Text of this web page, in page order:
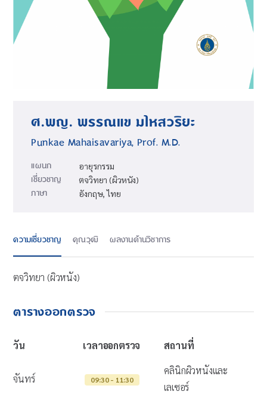
ศ.พญ. พรรณแข มไหสวริยะ
Punkae Mahaisavariya, Prof. M.D.
แผนก อายุรกรรม
เชี่ยวชาญ ตจวิทยา (ผิวหนัง)
ภาษา อังกฤษ, ไทย
ความเชี่ยวชาญ คุณวุฒิ ผลงานด้านวิชาการ
ตจวิทยา (ผิวหนัง)
ตารางออกตรวจ
วัน เวลาออกตรวจ สถานที่
จันทร์ 09:30 - 11:30
คลินิกผิวหนังและ
เลเซอร์